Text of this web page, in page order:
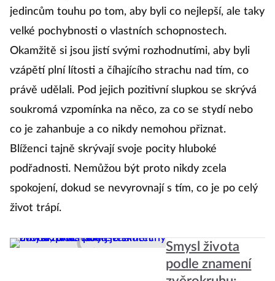
jedincům touhu po tom, aby byli co nejlepší, ale taky
velké pochybnosti o vlastních schopnostech.
Okamžitě si jsou jistí svými rozhodnutími, aby byli
vzápětí plní lítosti a číhajícího strachu nad tím, co
právě udělali. Pod jejich pozitivní slupkou se skrývá
soukromá vzpomínka na něco, za co se stydí nebo
co je zahanbuje a co nikdy nemohou přiznat.
Blíženci tajně skrývají svoje pocity hluboké
podřadnosti. Nemůžou být proto nikdy zcela
spokojení, dokud se nevyrovnají s tím, co je po celý
život trápí.
Smysl života
podle znamení